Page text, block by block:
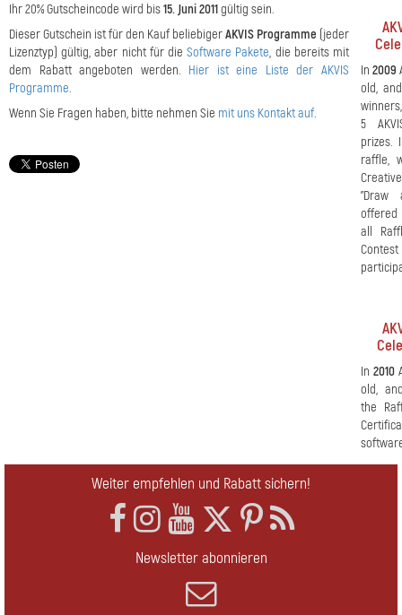
Ihr 20% Gutscheincode wird bis15. Juni 2011gültig sein.
Dieser Gutschein ist für den Kauf beliebigerAKVIS Programme (jeder
Lizenztyp) gültig, aber nicht für dieSoftware Pakete, die bereits mit
dem Rabatt angeboten werden. Hier ist eine Liste der AKVIS
Programme.
Wenn Sie Fragen haben, bitte nehmen Sie mit uns Kontakt auf.
In2009
old,
5
prizes.
raffle,
"Draw
all
In 2010
old,
the
Weiter empfehlen und Rabatt sichern!
Newsletter abonnieren